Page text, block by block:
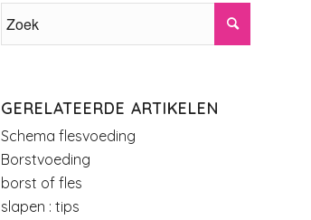
GERELATEERDE ARTIKELEN
Schema flesvoeding
Borstvoeding
borst of fles
slapen : tips